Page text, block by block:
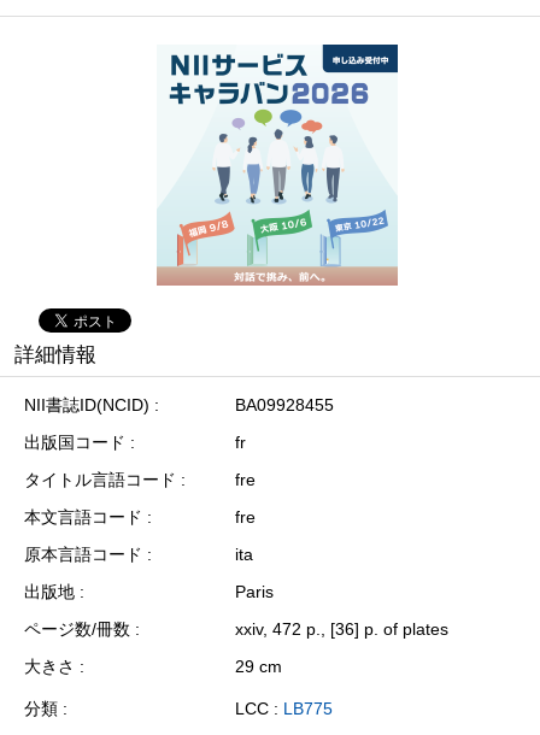
詳細情報
NII書誌ID(NCID)
BA09928455
出版国コード
fr
タイトル言語コード
fre
本文言語コード
fre
原本言語コード
ita
出版地
Paris
ページ数/冊数
xxiv, 472 p., [36] p. of plates
大きさ
29 cm
分類 LCC : LB775